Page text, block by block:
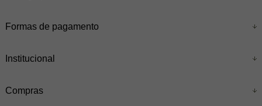
Formas de pagamento
Institucional
Compras